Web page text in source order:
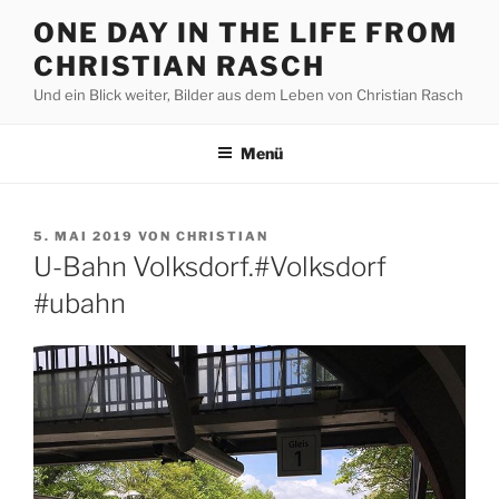
Inhalt
springen
ONE DAY IN THE LIFE FROM
CHRISTIAN RASCH
Und ein Blick weiter, Bilder aus dem Leben von Christian Rasch
Menü
VERÖFFENTLICHT
AM
5. MAI 2019 VON CHRISTIAN
U-Bahn Volksdorf.#Volksdorf
#ubahn